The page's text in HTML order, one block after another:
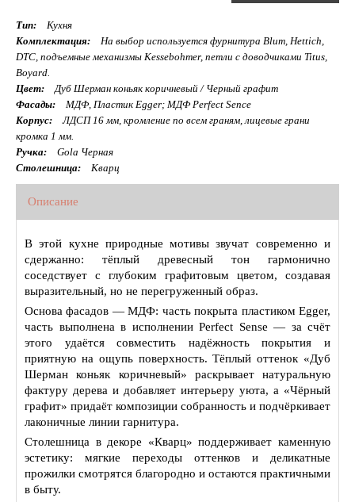
Тип:
Кухня
Комплектация:
На выбор используется фурнитура Blum, Hettich,
DTC, подъемные механизмы Kessebohmer, петли с доводчиками Titus,
Boyard.
Цвет:
Дуб Шерман коньяк коричневый / Черный графит
Фасады:
МДФ, Пластик Egger; МДФ Perfect Sence
Корпус:
ЛДСП 16 мм, кромление по всем граням, лицевые грани
кромка 1 мм.
Ручка:
Gola Черная
Столешница:
Кварц
Описание
В этой кухне природные мотивы звучат современно и
сдержанно: тёплый древесный тон гармонично
соседствует с глубоким графитовым цветом, создавая
выразительный, но не перегруженный образ.
Основа фасадов — МДФ: часть покрыта пластиком Egger,
часть выполнена в исполнении Perfect Sense — за счёт
этого удаётся совместить надёжность покрытия и
приятную на ощупь поверхность. Тёплый оттенок «Дуб
Шерман коньяк коричневый» раскрывает натуральную
фактуру дерева и добавляет интерьеру уюта, а «Чёрный
графит» придаёт композиции собранность и подчёркивает
лаконичные линии гарнитура.
Столешница в декоре «Кварц» поддерживает каменную
эстетику: мягкие переходы оттенков и деликатные
прожилки смотрятся благородно и остаются практичными
в быту.